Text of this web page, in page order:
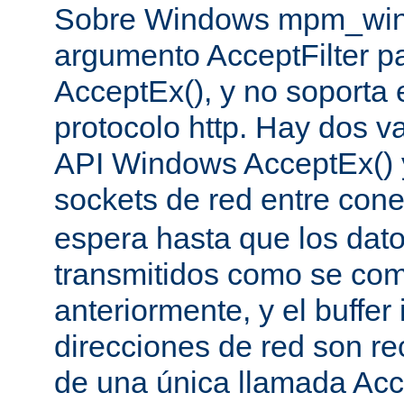
Sobre Windows
argumento AcceptFilter
AcceptEx(), y no soporta
protocolo http. Hay dos
API Windows
sockets de red entre
espera hasta que los
transmitidos como se
anteriormente, y el
direcciones de red son
de una única llamada